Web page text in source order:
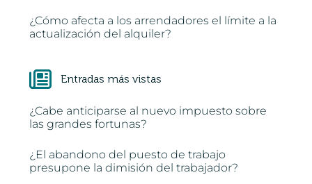
¿Cómo afecta a los arrendadores el límite a la
actualización del alquiler?
Entradas más vistas
¿Cabe anticiparse al nuevo impuesto sobre
las grandes fortunas?
¿El abandono del puesto de trabajo
presupone la dimisión del trabajador?